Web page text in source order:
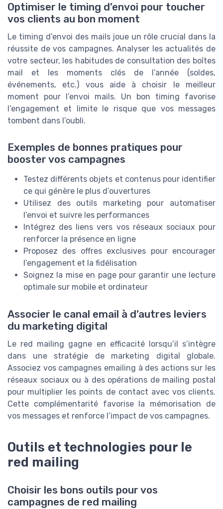
Optimiser le timing d’envoi pour toucher
vos clients au bon moment
Le timing d’envoi des mails joue un rôle crucial dans la
réussite de vos campagnes. Analyser les actualités de
votre secteur, les habitudes de consultation des boîtes
mail et les moments clés de l’année (soldes,
événements, etc.) vous aide à choisir le meilleur
moment pour l’envoi mails. Un bon timing favorise
l’engagement et limite le risque que vos messages
tombent dans l’oubli.
Exemples de bonnes pratiques pour
booster vos campagnes
Testez différents objets et contenus pour identifier
ce qui génère le plus d’ouvertures
Utilisez des outils marketing pour automatiser
l’envoi et suivre les performances
Intégrez des liens vers vos réseaux sociaux pour
renforcer la présence en ligne
Proposez des offres exclusives pour encourager
l’engagement et la fidélisation
Soignez la mise en page pour garantir une lecture
optimale sur mobile et ordinateur
Associer le canal email à d’autres leviers
du marketing digital
Le red mailing gagne en efficacité lorsqu’il s’intègre
dans une stratégie de marketing digital globale.
Associez vos campagnes emailing à des actions sur les
réseaux sociaux ou à des opérations de mailing postal
pour multiplier les points de contact avec vos clients.
Cette complémentarité favorise la mémorisation de
vos messages et renforce l’impact de vos campagnes.
Outils et technologies pour le
red mailing
Choisir les bons outils pour vos
campagnes de red mailing